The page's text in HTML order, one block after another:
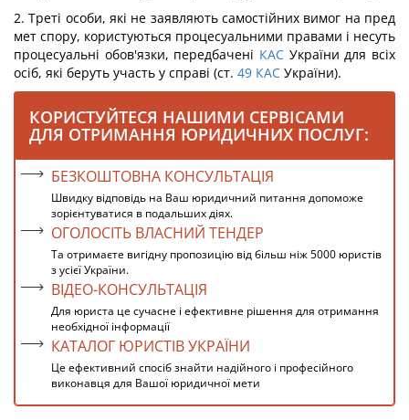
2. Треті особи, які не заявляють самостійних вимог на пред
мет спору, користуються процесуальними правами і несуть
процесуальні обов'язки, передбачені КАС України для всіх
осіб, які беруть участь у справі (ст. 49 КАС України).
КОРИСТУЙТЕСЯ НАШИМИ СЕРВІСАМИ
ДЛЯ ОТРИМАННЯ ЮРИДИЧНИХ ПОСЛУГ:
БЕЗКОШТОВНА КОНСУЛЬТАЦІЯ
Швидку відповідь на Ваш юридичний питання допоможе
зорієнтуватися в подальших діях.
ОГОЛОСІТЬ ВЛАСНИЙ ТЕНДЕР
Та отримаєте вигідну пропозицію від більш ніж 5000 юристів
з усієї України.
ВІДЕО-КОНСУЛЬТАЦІЯ
Для юриста це сучасне і ефективне рішення для отримання
необхідної інформації
КАТАЛОГ ЮРИСТІВ УКРАЇНИ
Це ефективний спосіб знайти надійного і професійного
виконавця для Вашої юридичної мети